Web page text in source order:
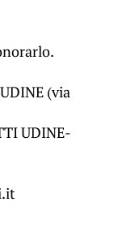
onorarlo.
(via
UDINE-